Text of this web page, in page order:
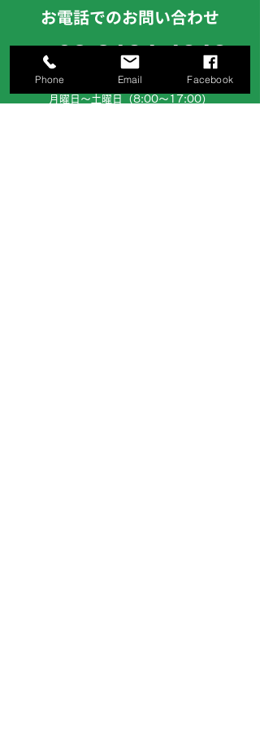
お電話でのお問い合わせ
03-3694-4848
［ 営業時間 ］
月曜日～土曜日（8:00～17:00）
Phone Email Facebook